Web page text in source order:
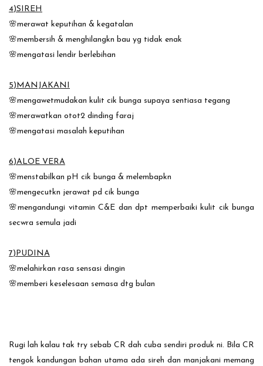
4)SIREH
🌸merawat keputihan & kegatalan
🌸membersih & menghilangkn bau yg tidak enak
🌸mengatasi lendir berlebihan
5)MANJAKANI
🌸mengawetmudakan kulit cik bunga supaya sentiasa tegang
🌸merawatkan otot2 dinding faraj
🌸mengatasi masalah keputihan
6)ALOE VERA
🌸menstabilkan pH cik bunga & melembapkn
🌸mengecutkn jerawat pd cik bunga
🌸mengandungi vitamin C&E dan dpt memperbaiki kulit cik bunga
secwra semula jadi
7)PUDINA
🌸melahirkan rasa sensasi dingin
🌸memberi keselesaan semasa dtg bulan
Rugi lah kalau tak try sebab CR dah cuba sendiri produk ni. Bila CR
tengok kandungan bahan utama ada sireh dan manjakani memang